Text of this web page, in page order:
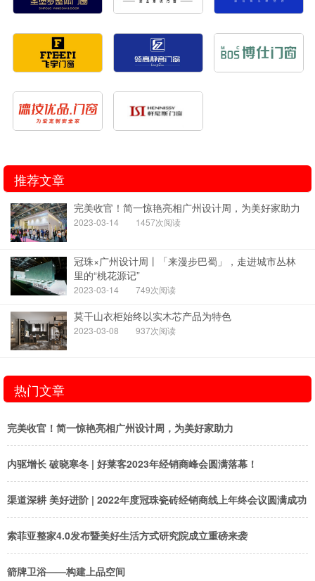
推荐文章
完美收官！简一惊艳亮相广州设计周，为美好家助力
2023-03-14 1457次阅读
冠珠×广州设计周丨「来漫步巴蜀」，走进城市丛林
里的“桃花源记”
2023-03-14 749次阅读
莫干山衣柜始终以实木芯产品为特色
2023-03-08 937次阅读
热门文章
完美收官！简一惊艳亮相广州设计周，为美好家助力
内驱增长 破晓寒冬 | 好莱客2023年经销商峰会圆满落幕！
渠道深耕 美好进阶 | 2022年度冠珠瓷砖经销商线上年终会议圆满成功
索菲亚整家4.0发布暨美好生活方式研究院成立重磅来袭
箭牌卫浴——构建上品空间